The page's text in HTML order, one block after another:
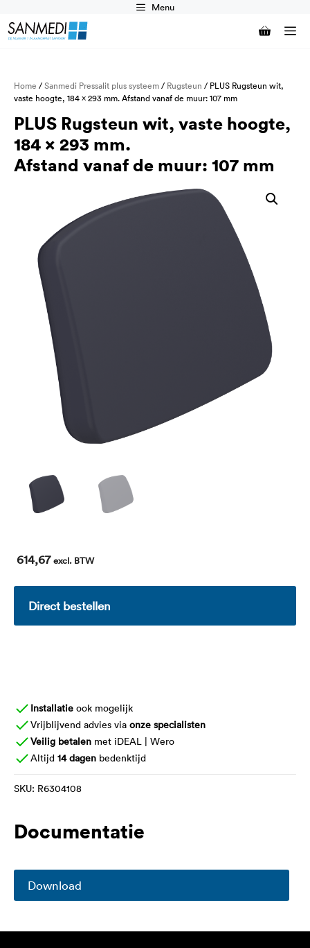
naar
de
Menu
Home /Sanmedi Pressalit plus systeem/ Rugsteun / PLUS Rugsteun wit,
vaste hoogte, 184 x 293 mm. Afstand vanaf de muur: 107 mm
PLUS Rugsteun wit, vaste hoogte,
184 x 293 mm.
Afstand vanaf de muur: 107 mm
614,67 excl. BTW
Direct bestellen
Installatie ook mogelijk
Vrijblijvend advies via onze specialisten
Veilig betalen met iDEAL | Wero
Altijd 14 dagen bedenktijd
SKU: R6304108
Documentatie
Download